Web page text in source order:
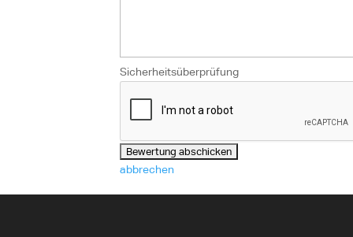
Sicherheitsüberprüfung
abbrechen